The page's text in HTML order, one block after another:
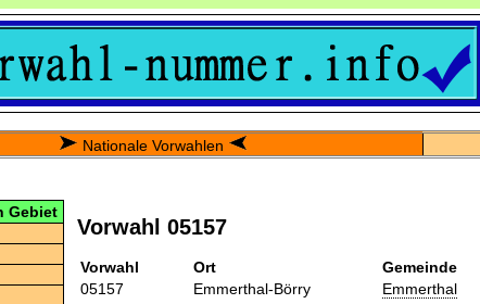
Nationale Vorwahlen
Gebiet
Vorwahl 05157
Vorwahl Ort
Gemeinde
05157
Emmerthal-Börry Emmerthal